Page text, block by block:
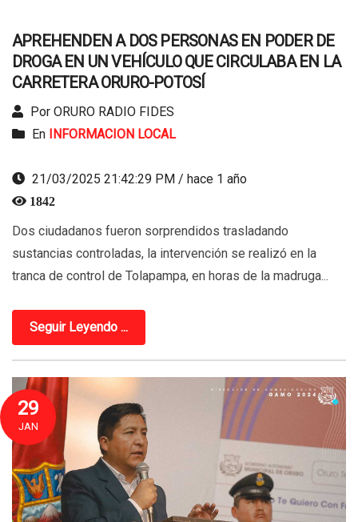
APREHENDEN A DOS PERSONAS EN PODER DE
DROGA EN UN VEHÍCULO QUE CIRCULABA EN LA
CARRETERA ORURO-POTOSÍ
Por ORURO RADIO FIDES
En
INFORMACION LOCAL
21/03/2025 21:42:29 PM / hace 1 año
1842
Dos ciudadanos fueron sorprendidos trasladando
sustancias controladas, la intervención se realizó en la
tranca de control de Tolapampa, en horas de la madruga...
Seguir Leyendo ...
29
JAN